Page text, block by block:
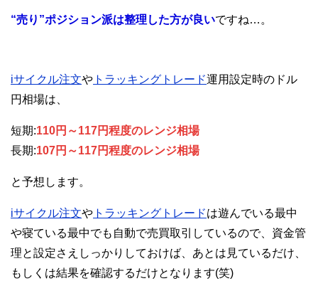
“売り”ポジション派は整理した方が良いですね…。
iサイクル注文や トラッキングトレード運用設定時のドル
円相場は、
短期:110円～117円程度のレンジ相場
長期:107円～117円程度のレンジ相場
と予想します。
iサイクル注文や トラッキングトレードは遊んでいる最中
や寝ている最中でも自動で売買取引しているので、資金管
理と設定さえしっかりしておけば、あとは見ているだけ、
もしくは結果を確認するだけとなります(笑)